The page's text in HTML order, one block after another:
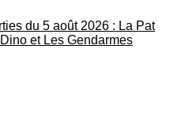
du 5 août 2026 : La Pat
et Les Gendarmes